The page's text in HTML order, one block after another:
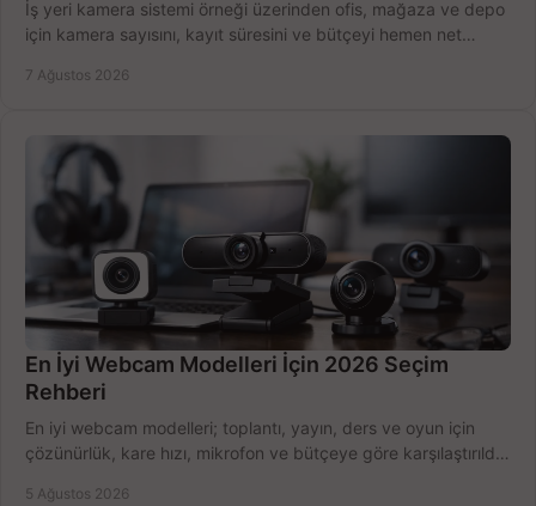
İş yeri kamera sistemi örneği üzerinden ofis, mağaza ve depo
için kamera sayısını, kayıt süresini ve bütçeyi hemen net
7 Ağustos 2026
En İyi Webcam Modelleri İçin 2026 Seçim
Rehberi
En iyi webcam modelleri; toplantı, yayın, ders ve oyun için
çözünürlük, kare hızı, mikrofon ve bütçeye göre karşılaştırıldı.
5 Ağustos 2026